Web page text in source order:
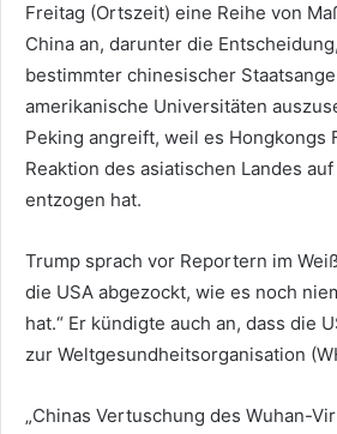
Freitag (Ortszeit) eine Reihe von
China an, darunter die
bestimmter chinesischer
amerikanische Universitäten
Peking angreift, weil es Hongkongs
Reaktion des asiatischen Landes
entzogen hat.
Trump sprach vor Reportern im
die USA abgezockt, wie es noch
hat.“ Er kündigte auch an, dass die
zur Weltgesundheitsorganisation
„Chinas Vertuschung des Wuhan-